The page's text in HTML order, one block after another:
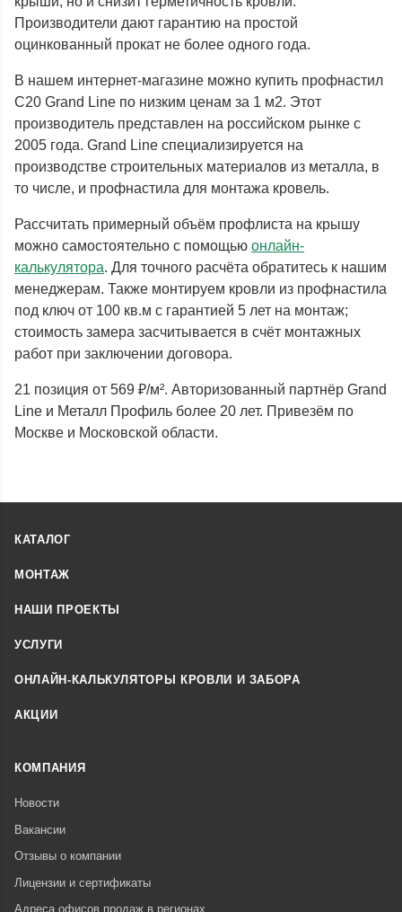
Производители дают гарантию на простой
оцинкованный прокат не более одного года.
В нашем интернет-магазине можно купить профнастил
С20 Grand Line по низким ценам за 1 м2. Этот
производитель представлен на российском рынке с
2005 года. Grand Line специализируется на
производстве строительных материалов из металла, в
то числе, и профнастила для монтажа кровель.
Рассчитать примерный объём профлиста на крышу
можно самостоятельно с помощью онлайн-
калькулятора. Для точного расчёта обратитесь к нашим
менеджерам. Также монтируем кровли из профнастила
под ключ от 100 кв.м с гарантией 5 лет на монтаж;
стоимость замера засчитывается в счёт монтажных
работ при заключении договора.
21 позиция от 569 ₽/м². Авторизованный партнёр Grand
Line и Металл Профиль более 20 лет. Привезём по
Москве и Московской области.
КАТАЛОГ
МОНТАЖ
НАШИ ПРОЕКТЫ
УСЛУГИ
ОНЛАЙН-КАЛЬКУЛЯТОРЫ КРОВЛИ И ЗАБОРА
АКЦИИ
КОМПАНИЯ
Новости
Вакансии
Отзывы о компании
Лицензии и сертификаты
Адреса офисов продаж в регионах